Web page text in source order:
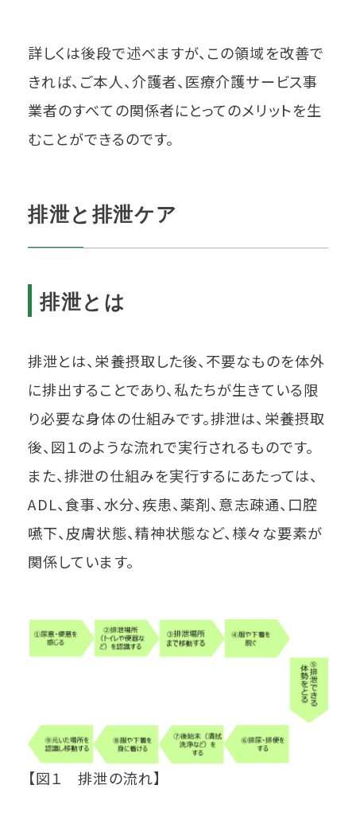
詳しくは後段で述べますが、この領域を改善で
きれば、ご本人、介護者、医療介護サービス事
業者のすべての関係者にとってのメリットを生
むことができるのです。
排泄と排泄ケア
排泄とは
排泄とは、栄養摂取した後、不要なものを体外
に排出することであり、私たちが生きている限
り必要な身体の仕組みです。排泄は、栄養摂取
後、図１のような流れで実行されるものです。
また、排泄の仕組みを実行するにあたっては、
ADL、食事、水分、疾患、薬剤、意志疎通、口腔
嚥下、皮膚状態、精神状態など、様々な要素が
関係しています。
【図１ 排泄の流れ】